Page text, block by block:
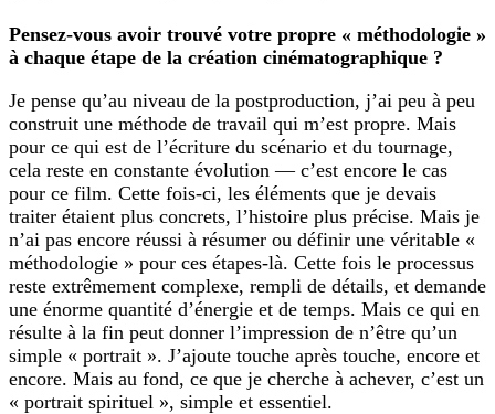
Pensez-vous avoir trouvé votre propre « méthodologie »
à chaque étape de la création cinématographique ?
Je pense qu’au niveau de la postproduction, j’ai peu à peu
construit une méthode de travail qui m’est propre. Mais
pour ce qui est de l’écriture du scénario et du tournage,
cela reste en constante évolution — c’est encore le cas
pour ce film. Cette fois-ci, les éléments que je devais
traiter étaient plus concrets, l’histoire plus précise. Mais je
n’ai pas encore réussi à résumer ou définir une véritable «
méthodologie » pour ces étapes-là. Cette fois le processus
reste extrêmement complexe, rempli de détails, et demande
une énorme quantité d’énergie et de temps. Mais ce qui en
résulte à la fin peut donner l’impression de n’être qu’un
simple « portrait ». J’ajoute touche après touche, encore et
encore. Mais au fond, ce que je cherche à achever, c’est un
« portrait spirituel », simple et essentiel.